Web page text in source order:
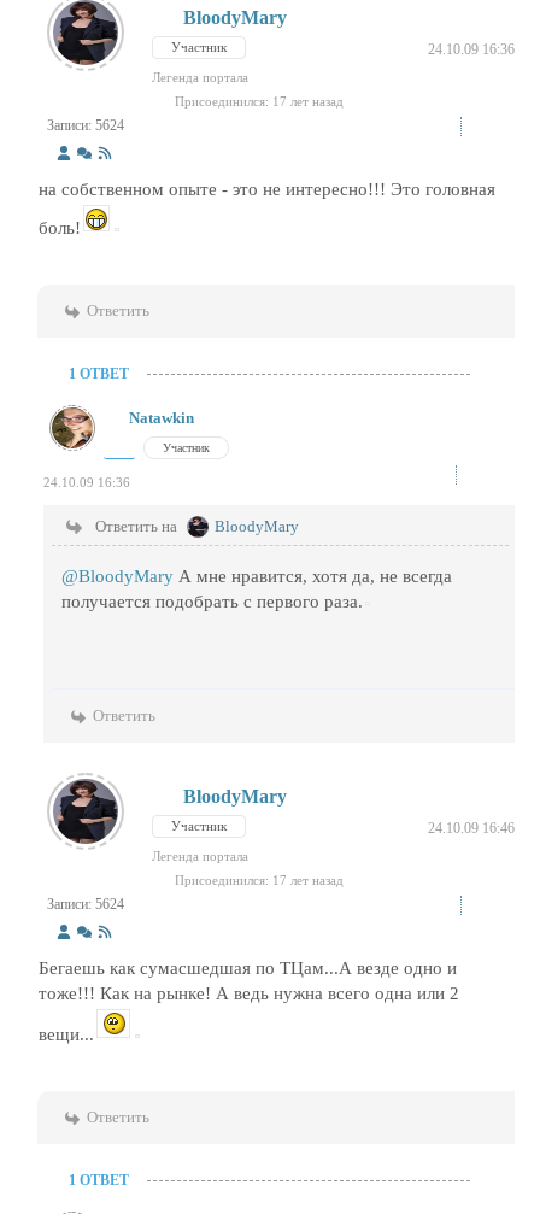
Записи: 5624
BloodyMary
Участник 24.10.09 16:36
Легенда портала
Присоединился: 17 лет назад
на собственном опыте - это не интересно!!! Это головная
боль!
Ответить
1 ОТВЕТ
Natawkin
Участник
24.10.09 16:36
Ответить на BloodyMary
@BloodyMary А мне нравится, хотя да, не всегда
получается подобрать с первого раза.
Ответить
Записи: 5624
BloodyMary
Участник 24.10.09 16:46
Легенда портала
Присоединился: 17 лет назад
Бегаешь как сумасшедшая по ТЦам...А везде одно и
тоже!!! Как на рынке! А ведь нужна всего одна или 2
вещи...
Ответить
1 ОТВЕТ